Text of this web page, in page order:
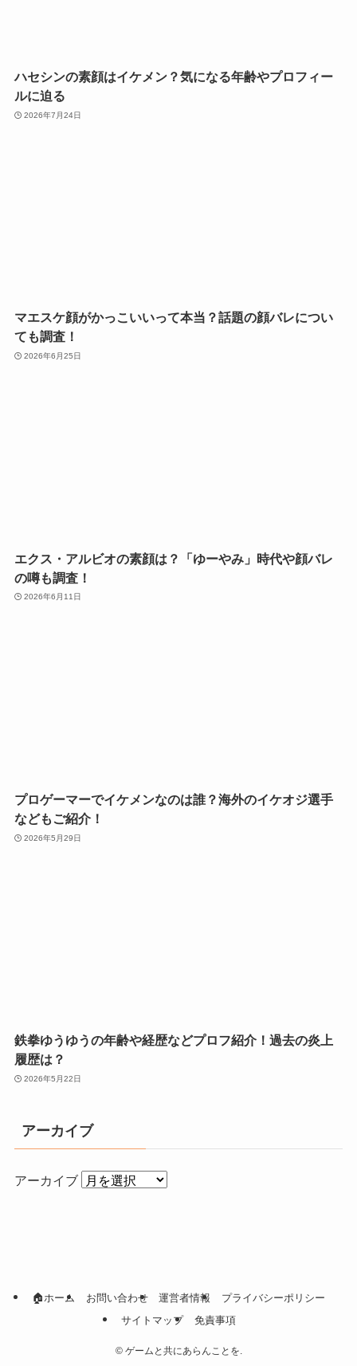
ハセシンの素顔はイケメン？気になる年齢やプロフィー
ルに迫る
2026年7月24日
マエスケ顔がかっこいいって本当？話題の顔バレについ
ても調査！
2026年6月25日
エクス・アルビオの素顔は？「ゆーやみ」時代や顔バレ
の噂も調査！
2026年6月11日
プロゲーマーでイケメンなのは誰？海外のイケオジ選手
などもご紹介！
2026年5月29日
鉄拳ゆうゆうの年齢や経歴などプロフ紹介！過去の炎上
履歴は？
2026年5月22日
アーカイブ
アーカイブ
🏠ホーム お問い合わせ 運営者情報
プライバシーポリシー
サイトマップ
免責事項
©ゲームと共にあらんことを.